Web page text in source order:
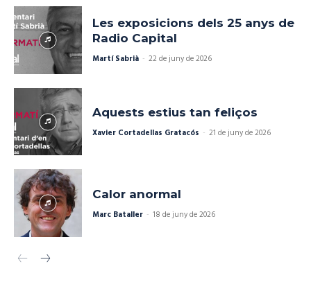
Les exposicions dels 25 anys de
Radio Capital
Martí Sabrià - 22 de juny de 2026
Aquests estius tan feliços
Xavier Cortadellas Gratacós - 21 de juny de 2026
Calor anormal
Marc Bataller - 18 de juny de 2026